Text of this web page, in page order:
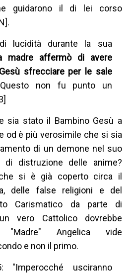
guidarono il di lei corso
lucidità durante la sua
madre affermò di avere
sfrecciare per le sale
Questo non fu punto un
sia stato il Bambino Gesù a
od è più verosimile che si sia
di un demone nel suo
di distruzione delle anime?
si è già coperto circa il
delle false religioni e del
Carismatico da parte di
vero Cattolico dovrebbe
"Madre" Angelica vide
e non il primo.
"Imperocché usciranno